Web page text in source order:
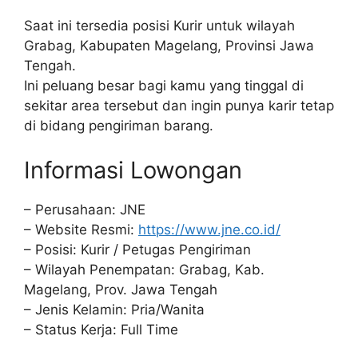
Saat ini tersedia posisi Kurir untuk wilayah
Grabag, Kabupaten Magelang, Provinsi Jawa
Tengah.
Ini peluang besar bagi kamu yang tinggal di
sekitar area tersebut dan ingin punya karir tetap
di bidang pengiriman barang.
Informasi Lowongan
– Perusahaan: JNE
– Website Resmi: https://www.jne.co.id/
– Posisi: Kurir / Petugas Pengiriman
– Wilayah Penempatan: Grabag, Kab.
Magelang, Prov. Jawa Tengah
– Jenis Kelamin: Pria/Wanita
– Status Kerja: Full Time